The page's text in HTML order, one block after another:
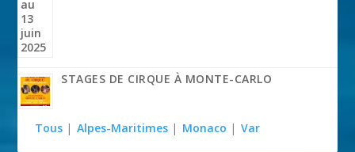
STAGES DE CIRQUE À MONTE-CARLO
Tous | Alpes-Maritimes | Monaco | Var